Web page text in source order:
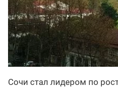
Сочи стал лидером по